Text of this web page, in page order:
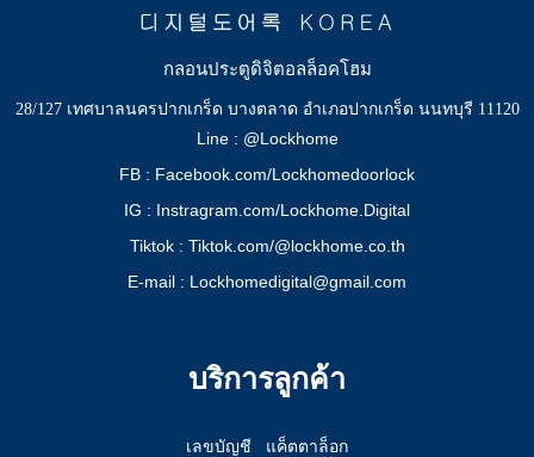
กลอนประตูดิจิตอลล็อคโฮม
28/127 เทศบาลนครปากเกร็ด บางตลาด อำเภอปากเกร็ด นนทบุรี 11120
Line : @Lockhome
FB : Facebook.com/Lockhomedoorlock
IG : Instragram.com/Lockhome.Digital
Tiktok : Tiktok.com/@lockhome.co.th
E-mail : Lockhomedigital@gmail.com
บริการลูกค้า
เลขบัญชี
แค็ตตาล็อก